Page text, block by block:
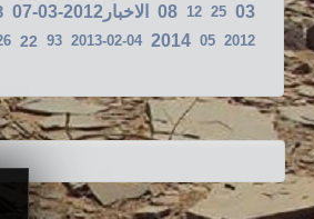
الاخبار2012-03-07 08 12 25 03
22 93 2013-02-04 2014 05 2012